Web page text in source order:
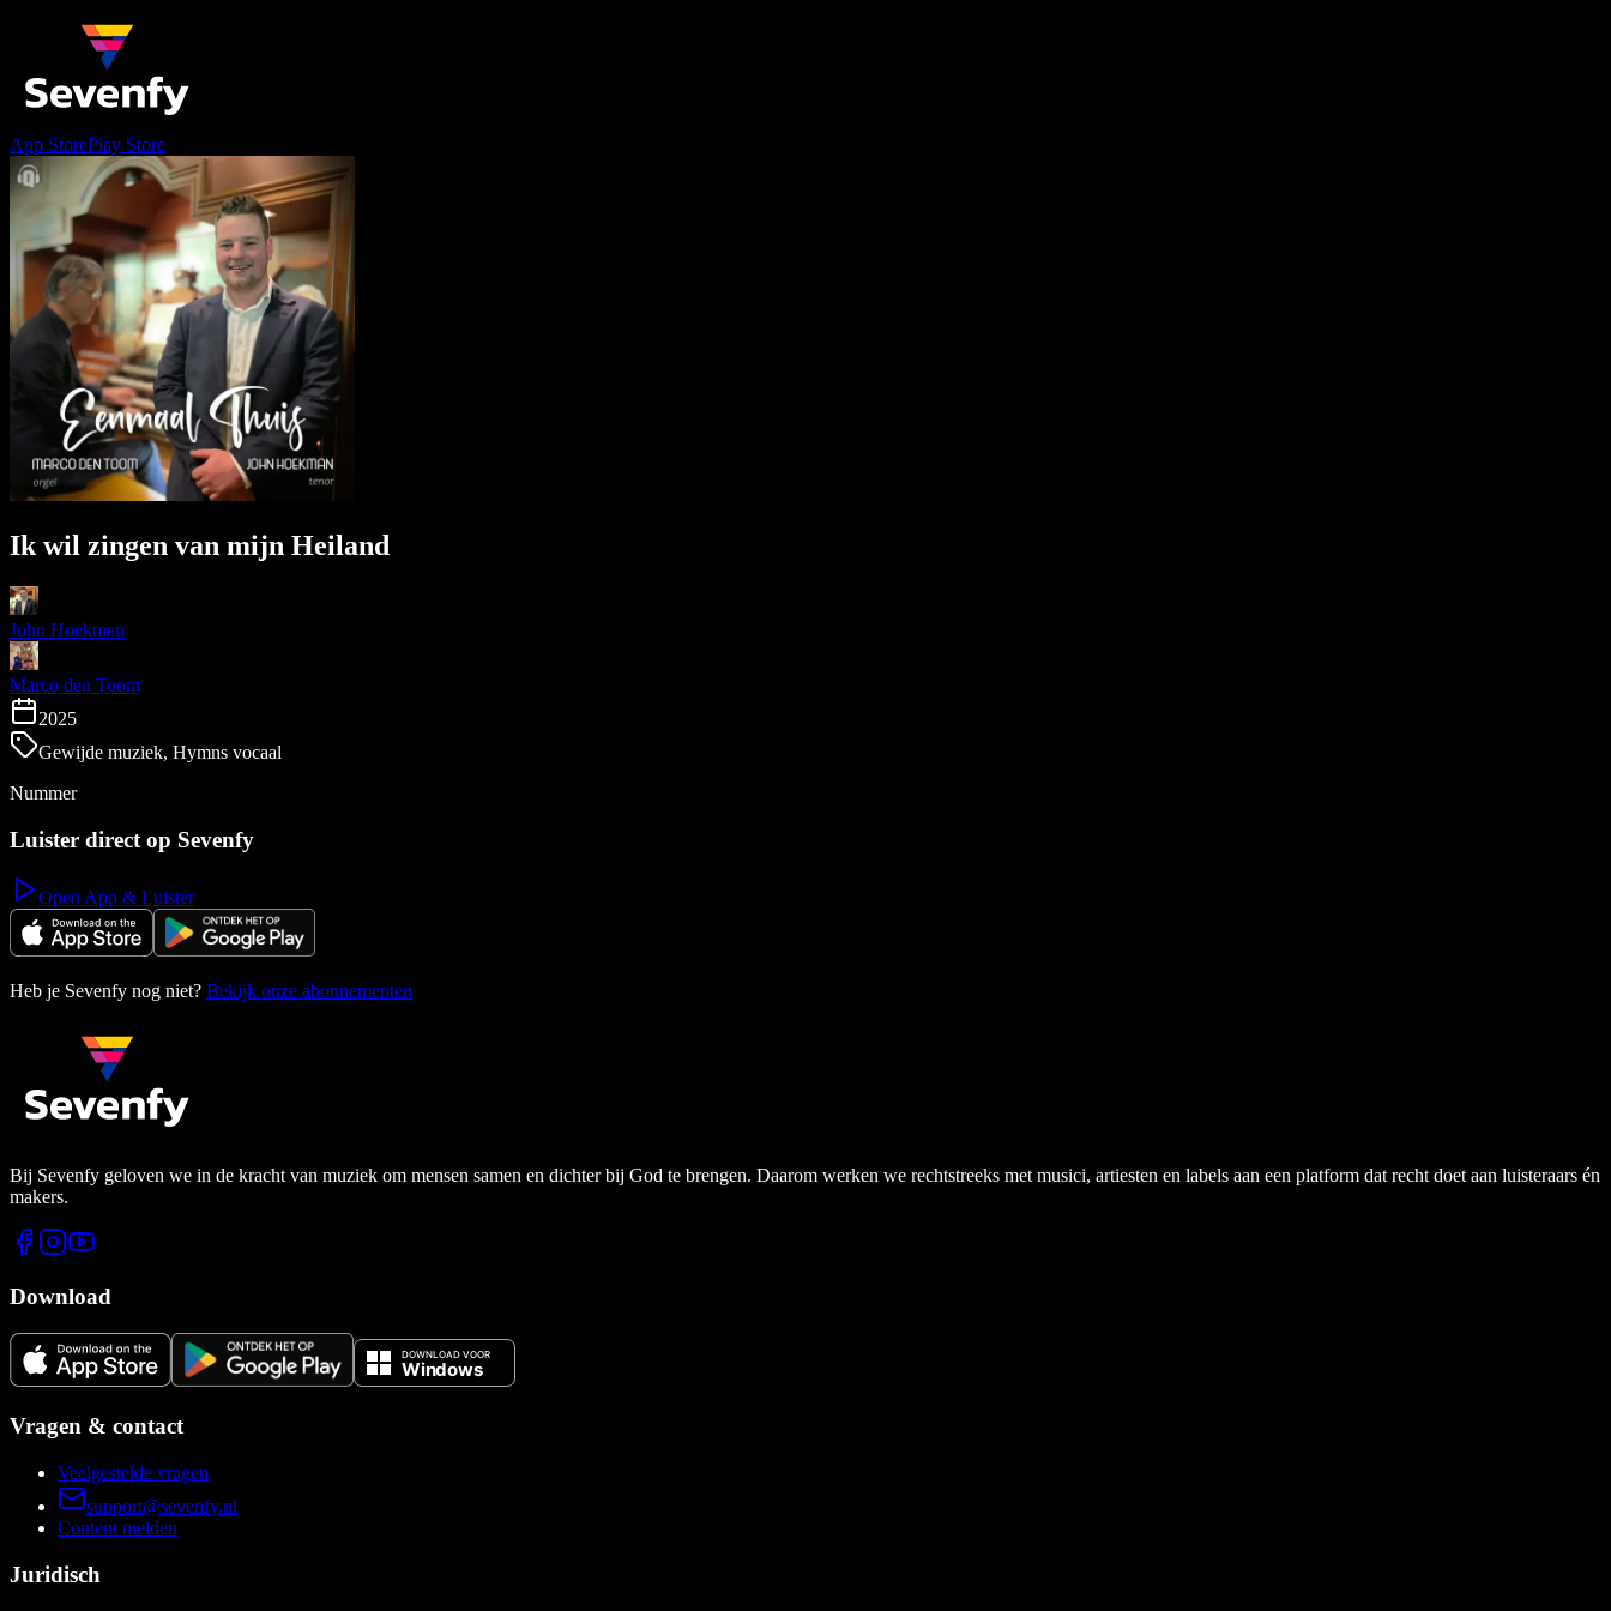
App StorePlay Store
Ik wil zingen van mijn Heiland
John Hoekman
Marco den Toom
2025
Gewijde muziek, Hymns vocaal
Nummer
Luister direct op Sevenfy
Open App & Luister
Heb je Sevenfy nog niet? Bekijk onze abonnementen
Bij Sevenfy geloven we in de kracht van muziek om mensen samen en dichter bij God te brengen. Daarom werken we rechtstreeks met musici, artiesten en labels aan een platform dat recht doet aan luisteraars én
makers.
Download
Vragen & contact
Veelgestelde vragen
support@sevenfy.nl
Content melden
Juridisch